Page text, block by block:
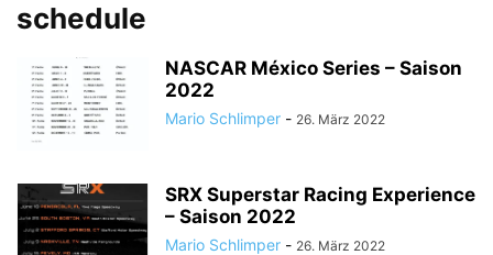
schedule
NASCAR México Series – Saison
2022
Mario Schlimper - 26. März 2022
SRX Superstar Racing Experience
– Saison 2022
Mario Schlimper - 26. März 2022